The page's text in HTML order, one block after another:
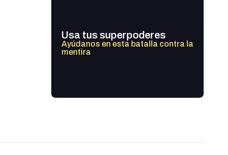
Usa tus superpoderes
Ayúdanos en esta batalla contra la
mentira